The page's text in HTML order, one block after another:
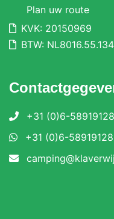
Plan uw route
KVK: 20150969
BTW:
+31 (0)6-58919128
+31 (0)6-58919128